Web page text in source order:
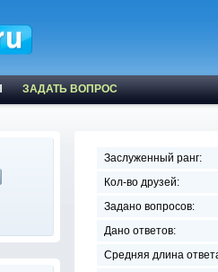
ЗАДАТЬ ВОПРОС
Заслуженный ранг:
Кол-во друзей:
Задано вопросов:
Дано ответов:
Средняя длина